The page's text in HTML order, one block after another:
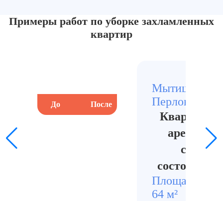
Примеры работ по уборке захламленных
квартир
До После
Мытищи,
Перловка
Квартира
состояние
Площадь
64 м²